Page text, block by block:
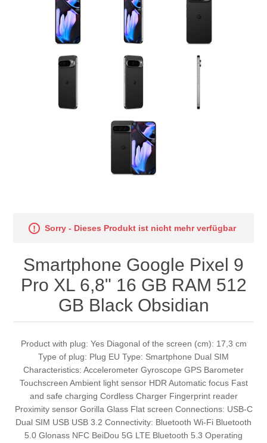
Sorry - Dieses Produkt ist nicht mehr verfügbar
Smartphone Google Pixel 9
Pro XL 6,8" 16 GB RAM 512
GB Black Obsidian
Product with plug: Yes Diagonal of the screen (cm): 17,3 cm
Type of plug: Plug EU Type: Smartphone Dual SIM
Characteristics: Accelerometer Gyroscope GPS Barometer
Touchscreen Ambient light sensor HDR Automatic focus Fast
and safe charging Cordless Charger Fingerprint reader
Proximity sensor Gorilla Glass Flat screen Connections: USB-C
Dual SIM USB USB 3.2 Connectivity: Bluetooth Wi-Fi Bluetooth
5.0 Glonass NFC BeiDou 5G LTE Bluetooth 5.3 Operating